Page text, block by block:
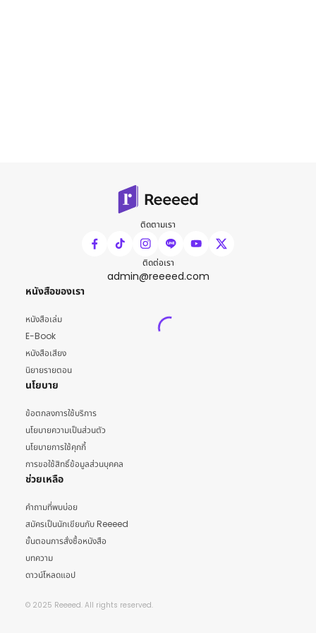
ติดตามเรา
ติดต่อเรา
admin@reeeed.com
หนังสือของเรา
หนังสือเล่ม
E-Book
หนังสือเสียง
นิยายรายตอน
นโยบาย
ข้อตกลงการใช้บริการ
นโยบายความเป็นส่วนตัว
นโยบายการใช้คุกกี้
การขอใช้สิทธิ์ข้อมูลส่วนบุคคล
ช่วยเหลือ
คำถามที่พบบ่อย
สมัครเป็นนักเขียนกับ Reeeed
ขั้นตอนการสั่งซื้อหนังสือ
บทความ
ดาวน์โหลดแอป
© 2025 Reeeed. All rights reserved.